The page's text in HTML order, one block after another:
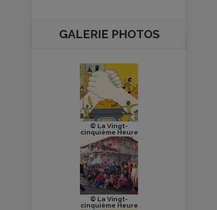
GALERIE PHOTOS
© La Vingt-
cinquième Heure
© La Vingt-
cinquième Heure